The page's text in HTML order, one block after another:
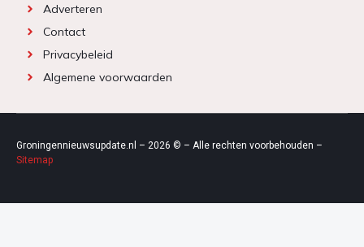
Adverteren
Contact
Privacybeleid
Algemene voorwaarden
Groningennieuwsupdate.nl – 2026 © – Alle rechten voorbehouden –
Sitemap